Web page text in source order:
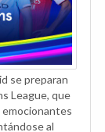
se preparan
League, que
al